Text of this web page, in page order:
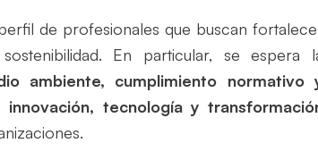
de profesionales que buscan
En particular, se espera
ambiente, cumplimiento normativo
tecnología y